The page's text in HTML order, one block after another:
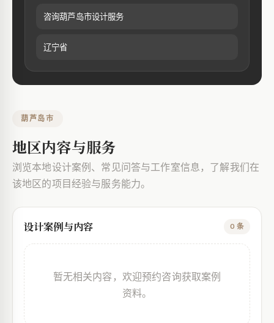
咨询葫芦岛市设计服务
辽宁省
葫芦岛市
地区内容与服务
浏览本地设计案例、常见问答与工作室信息，了解我们在
该地区的项目经验与服务能力。
设计案例与内容 0 条
暂无相关内容，欢迎预约咨询获取案例
资料。